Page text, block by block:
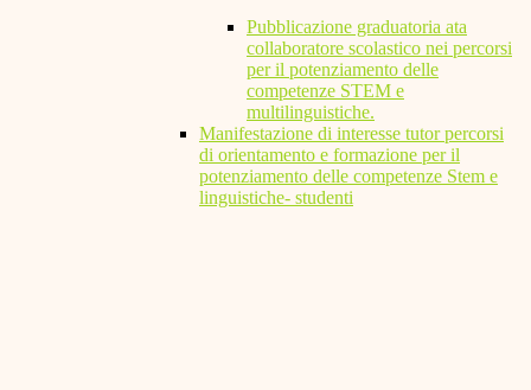
Pubblicazione graduatoria ata
collaboratore scolastico nei percorsi
per il potenziamento delle
competenze STEM e
multilinguistiche.
Manifestazione di interesse tutor percorsi
di orientamento e formazione per il
potenziamento delle competenze Stem e
linguistiche- studenti